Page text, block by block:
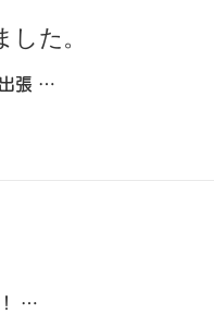
た。
出張 …
！ …